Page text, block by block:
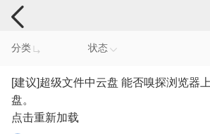
手机反馈
分类 状态
[建议]超级文件中云盘 能否嗅探浏览器
盘。
点击重新加载